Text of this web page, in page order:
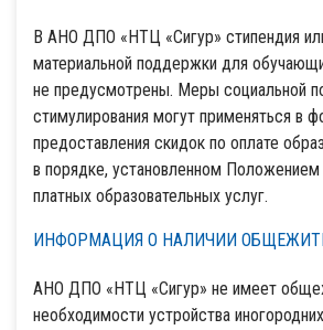
В АНО ДПО «НТЦ «Сигур» стипендия
материальной поддержки для
не предусмотрены. Меры социальной
стимулирования могут применяться в
предоставления скидок по оплате
в порядке, установленном Положением
платных образовательных услуг.
ИНФОРМАЦИЯ О НАЛИЧИИ
АНО ДПО «НТЦ «Сигур» не имеет
необходимости устройства